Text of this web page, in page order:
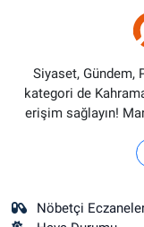
Siyaset, Gündem,
kategori de
erişim sağlayın!
Nöbetçi